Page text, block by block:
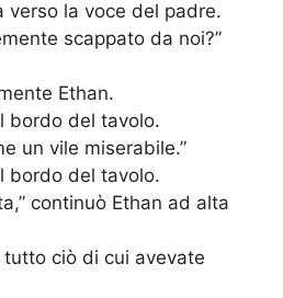
verso la voce del padre.
scappato da noi?”
Ethan.
bordo del tavolo.
un vile miserabile.”
bordo del tavolo.
continuò Ethan ad alta
ciò di cui avevate